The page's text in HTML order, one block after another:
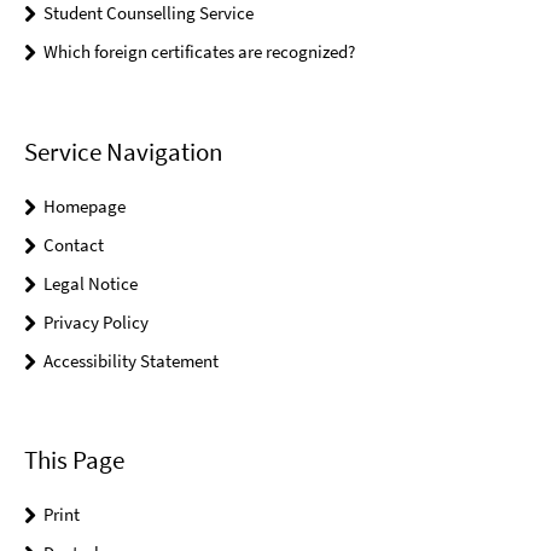
Student Counselling Service
Which foreign certificates are recognized?
Service Navigation
Homepage
Contact
Legal Notice
Privacy Policy
Accessibility Statement
This Page
Print